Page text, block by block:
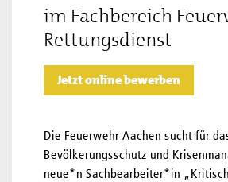
im Fachbereich
Rettungsdienst
Jetzt online bewerben
Die Feuerwehr Aachen sucht für
Bevölkerungsschutz und
neue*n Sachbearbeiter*in